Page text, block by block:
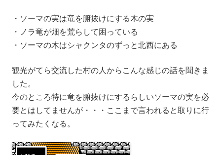
ソーマの実は竜を腑抜けにする木の実
ノラ竜が畑を荒らして困っている
ソーマの木はシャクンタのずっと北西にある
観光がてら交流した村の人からこんな感じの話を聞きま
した。
今のところ特に竜を腑抜けにするらしいソーマの実を必
要とはしてませんが・・・ここまで言われると取りに行
ってみたくなる。